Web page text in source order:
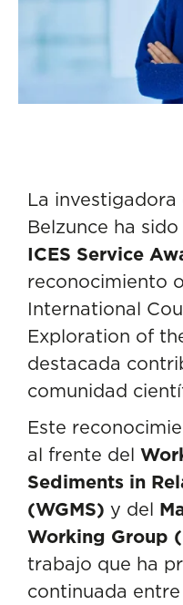
La investigadora
Belzunce ha
ICES Service
reconocimiento
International
Exploration of
destacada
comunidad
Este
al frente del
Sediments in
(WGMS) y del
Working Group
trabajo que ha
continuada